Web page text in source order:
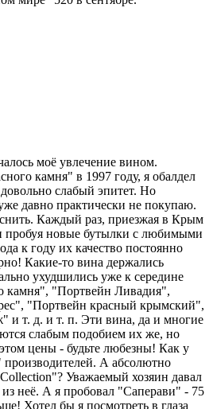
моё увлечение вином.
камня" в 1997 году, я обалдел
слабый эпитет. Но
давно практически не покупаю.
Каждый раз, приезжая в Крым
пробуя новые бутылки с любимыми
к году их качество постоянно
Какие-то вина держались
ухудшились уже к середине
камня", "Портвейн Ливадия",
"Портвейн красный крымский",
и т. д. и т. п. Эти вина, да и многие
слабым подобием их же, но
цены - будьте любезны! Как у
А абсолютно
Уважаемый хозяин давал
неё. А я пробовал "Саперави" - 75
Хотел бы я посмотреть в глаза